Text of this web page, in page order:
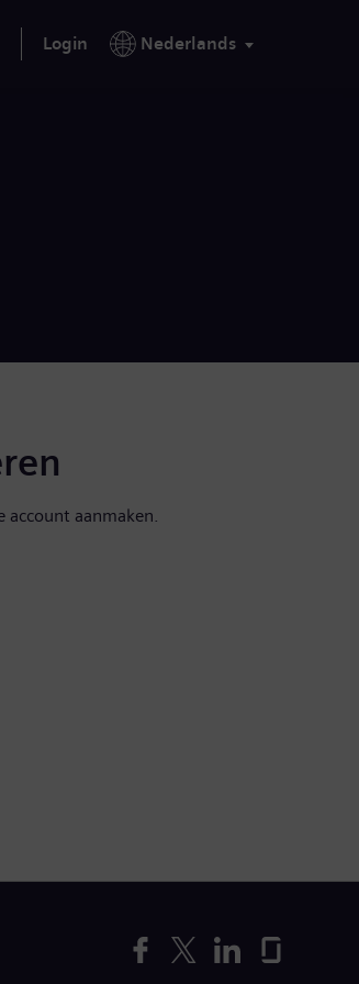
Login Nederlands
account aanmaken.